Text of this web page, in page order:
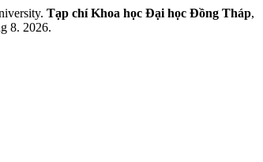
Tạp chí Khoa học Đại học Đồng Tháp,
8. 2026.